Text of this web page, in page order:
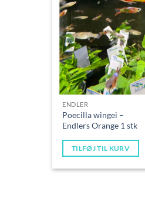
ENDLER
Poecilla wingei –
Endlers Orange 1 stk
TILFØJ TIL KURV